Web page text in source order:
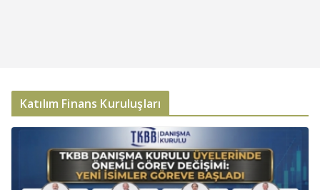
Katılım Finans Kuruluşları